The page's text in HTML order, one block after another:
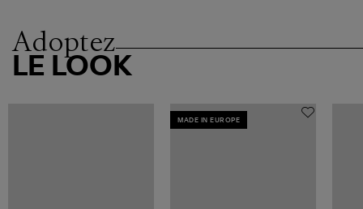
Adoptez
LE LOOK
MADE IN EUROPE